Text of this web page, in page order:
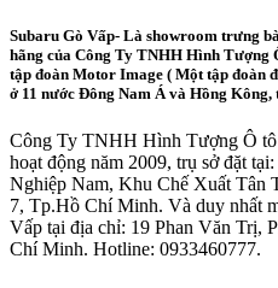
Subaru Gò Vấp- Là showroom trưng
hãng của Công Ty TNHH Hình Tượng
tập đoàn Motor Image ( Một tập đoàn
ở 11 nước Đông Nam Á và Hồng
Công Ty TNHH Hình Tượng Ô
hoạt động năm 2009, trụ sở đặt
Nghiệp Nam, Khu Chế Xuất Tân
7, Tp.Hồ Chí Minh. Và duy nhất
Vấp tại địa chỉ: 19 Phan Văn Trị,
Chí Minh. Hotline: 0933460777.